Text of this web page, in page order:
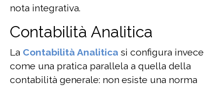
nota integrativa.
Contabilità Analitica
La Contabilità Analitica si configura invece
come una pratica parallela a quella della
contabilità generale: non esiste una norma